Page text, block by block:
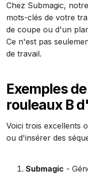
Chez Submagic,
mots-clés de votre
de coupe ou d'un
Ce n'est pas
de travail.
Exemples
rouleaux B
Voici trois excellents
ou d'insérer des
Submagic -